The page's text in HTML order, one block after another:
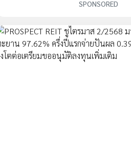
SPONSORED